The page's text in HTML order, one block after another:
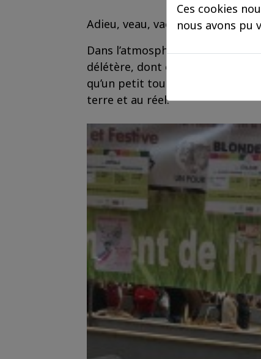
Adieu, veau, vache, cochon,
Dans l’atmosphère d’une
délétère, dont on ne sait ce qui
qu’un petit tour en famille au
terre et au réel.
Ces cookies
nous avons pu